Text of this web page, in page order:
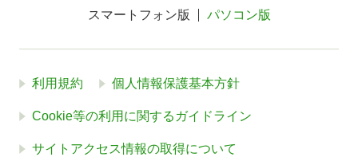
スマートフォン版 パソコン版
利用規約 個人情報保護基本方針
Cookie等の利用に関するガイドライン
サイトアクセス情報の取得について